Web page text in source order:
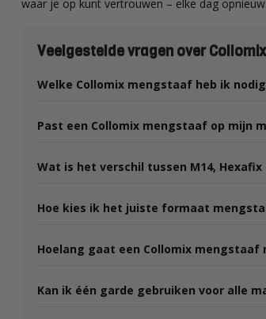
waar je op kunt vertrouwen – elke dag opnieuw.
Veelgestelde vragen over
Welke Collomix mengstaaf heb ik
Past een Collomix mengstaaf op mijn
Wat is het verschil tussen M14, Hexafix
Hoe kies ik het juiste formaat
Hoelang gaat een Collomix mengstaaf
Kan ik één garde gebruiken voor alle